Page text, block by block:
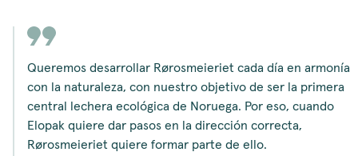
Queremos desarrollar Rørosmeieriet cada día en armonía
con la naturaleza, con nuestro objetivo de ser la primera
central lechera ecológica de Noruega. Por eso, cuando
Elopak quiere dar pasos en la dirección correcta,
Rørosmeieriet quiere formar parte de ello.